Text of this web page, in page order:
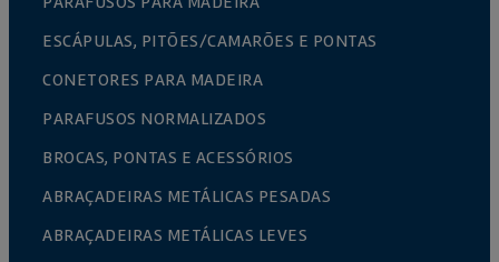
ESCÁPULAS, PITÕES/CAMARÕES E PONTAS
CONETORES PARA MADEIRA
PARAFUSOS NORMALIZADOS
BROCAS, PONTAS E ACESSÓRIOS
ABRAÇADEIRAS METÁLICAS PESADAS
ABRAÇADEIRAS METÁLICAS LEVES